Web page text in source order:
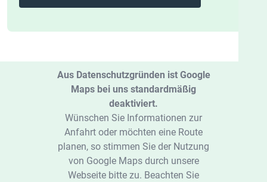
Aus Datenschutzgründen ist Google
Maps bei uns standardmäßig
deaktiviert.
Wünschen Sie Informationen zur
Anfahrt oder möchten eine Route
planen, so stimmen Sie der Nutzung
von Google Maps durch unsere
Webseite bitte zu. Beachten Sie